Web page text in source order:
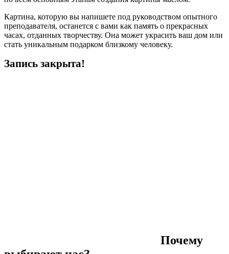
Картина, которую вы напишете под руководством опытного
преподавателя, останется с вами как память о прекрасных
часах, отданных творчеству. Она может украсить ваш дом или
стать уникальным подарком близкому человеку.
Запись закрыта!
Почему